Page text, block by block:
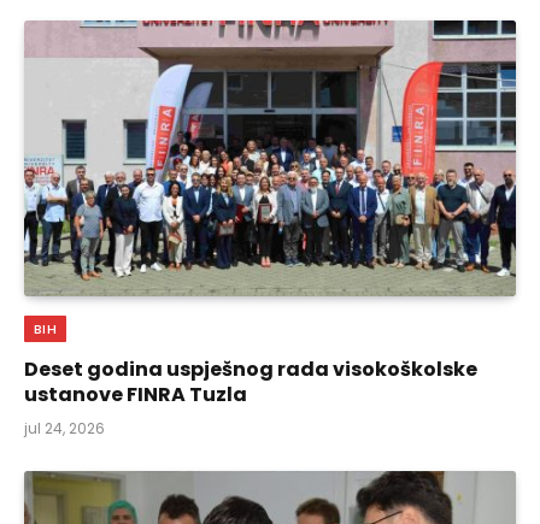
BIH
Deset godina uspješnog rada visokoškolske
ustanove FINRA Tuzla
jul 24, 2026